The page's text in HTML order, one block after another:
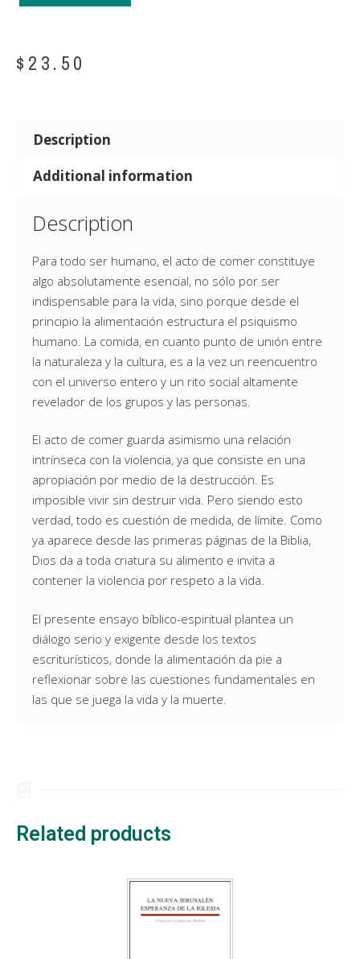
$ 23.50
Description
Additional information
Description
Para todo ser humano, el acto de comer constituye
algo absolutamente esencial, no sólo por ser
indispensable para la vida, sino porque desde el
principio la alimentación estructura el psiquismo
humano. La comida, en cuanto punto de unión entre
la naturaleza y la cultura, es a la vez un reencuentro
con el universo entero y un rito social altamente
revelador de los grupos y las personas.
El acto de comer guarda asimismo una relación
intrínseca con la violencia, ya que consiste en una
apropiación por medio de la destrucción. Es
imposible vivir sin destruir vida. Pero siendo esto
verdad, todo es cuestión de medida, de límite. Como
ya aparece desde las primeras páginas de la Biblia,
Dios da a toda criatura su alimento e invita a
contener la violencia por respeto a la vida.
El presente ensayo bíblico-espiritual plantea un
diálogo serio y exigente desde los textos
escriturísticos, donde la alimentación da pie a
reflexionar sobre las cuestiones fundamentales en
las que se juega la vida y la muerte.
Related products